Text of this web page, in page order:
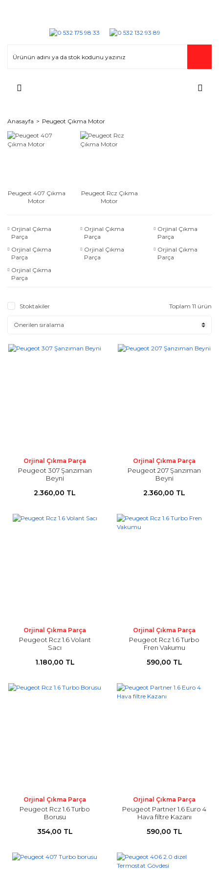
Anasayfa Peugeot Çıkma Motor
Peugeot 407 Çıkma
Motor
Peugeot Rcz Çıkma
Motor
Orjinal Çıkma
Parça
Orjinal Çıkma
Parça
Orjinal Çıkma
Parça
Orjinal Çıkma
Parça
Orjinal Çıkma
Parça
Orjinal Çıkma
Parça
Orjinal Çıkma
Parça
Stoktakiler Toplam 11 ürün
Orjinal Çıkma Parça
Peugeot 307 Şanzıman
Beyni
2.360,00 TL
Orjinal Çıkma Parça
Peugeot 207 Şanzıman
Beyni
2.360,00 TL
Orjinal Çıkma Parça
Peugeot Rcz 1.6 Volant
Sacı
1.180,00 TL
Orjinal Çıkma Parça
Peugeot Rcz 1.6 Turbo
Fren Vakumu
590,00 TL
Orjinal Çıkma Parça
Peugeot Rcz 1.6 Turbo
Borusu
354,00 TL
Orjinal Çıkma Parça
Peugeot Partner 1.6 Euro 4
Hava filtre Kazanı
590,00 TL